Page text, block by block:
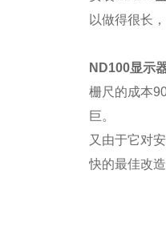
以做得很长
ND100显示
栅尺的成本
巨。
又由于它对
快的最佳改